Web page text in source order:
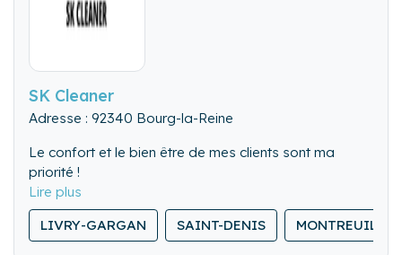
SK Cleaner
Adresse : 92340 Bourg-la-Reine
Le confort et le bien être de mes clients sont ma
priorité !
Services divers sont proposés tels que le nettoyage
total du logement, dépôt et retrait du linge en
pressing, réservations divers aux services du client,
LIVRY-GARGAN SAINT-DENIS MONTREUIL